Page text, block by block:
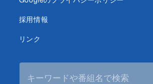
採用情報
リンク